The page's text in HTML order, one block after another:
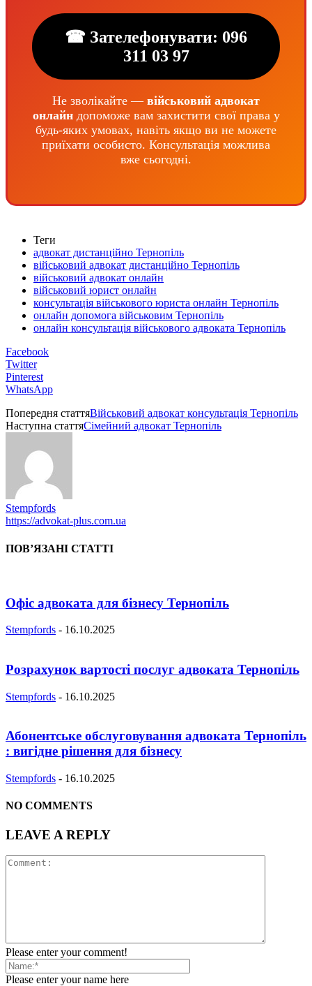
☎ Зателефонувати: 096
311 03 97
Не зволікайте — військовий адвокат
онлайндопоможе вам захистити свої права у
будь-яких умовах, навіть якщо ви не можете
приїхати особисто. Консультація можлива
вже сьогодні.
Теги
адвокат дистанційно Тернопіль
військовий адвокат дистанційно Тернопіль
військовий адвокат онлайн
військовий юрист онлайн
консультація військового юриста онлайн Тернопіль
онлайн допомога військовим Тернопіль
онлайн консультація військового адвоката Тернопіль
Facebook
Twitter
Pinterest
WhatsApp
Попередня статтяВійськовий адвокат консультація Тернопіль
Наступна статтяСімейний адвокат Тернопіль
Stempfords
https://advokat-plus.com.ua
ПОВ’ЯЗАНІ СТАТТІ
Офіс адвоката для бізнесу Тернопіль
Stempfords - 16.10.2025
Розрахунок вартості послуг адвоката Тернопіль
Stempfords - 16.10.2025
Абонентське обслуговування адвоката Тернопіль
: вигідне рішення для бізнесу
Stempfords - 16.10.2025
NO COMMENTS
LEAVE A REPLY
Please enter your comment!
Please enter your name here